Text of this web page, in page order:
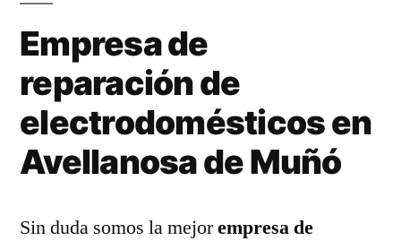
Empresa de
reparación de
electrodomésticos en
Avellanosa de Muñó
Sin duda somos la mejorempresa de